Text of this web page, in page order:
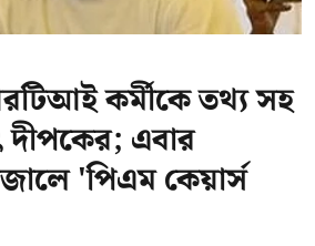
কর্মীকে তথ্য সহ
এবার
'পিএম কেয়ার্স